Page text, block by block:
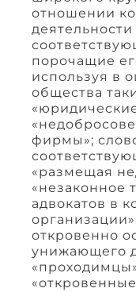
отношении
порочащие
используя в
общества
фирмы»;
«размещая
«незаконное
адвокатов в
откровенно
унижающего